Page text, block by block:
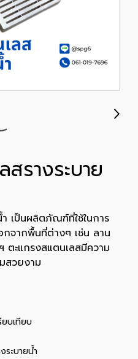
รางระบาย
ำ เป็นผลิตภัณฑ์ที่ใช้ในการ
กจากพื้นที่ต่างๆ เช่น ลาน
ะแกรงสแตนเลสมีความ
สวยงาม
ยบเทียบ
ระบายน้ำ